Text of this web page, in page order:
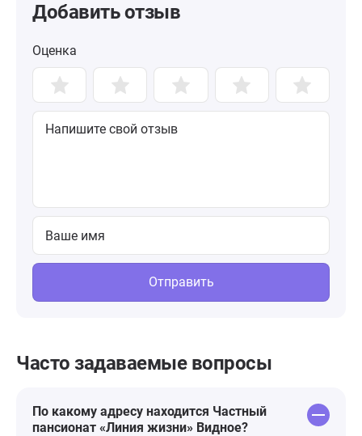
Добавить отзыв
Оценка
Отправить
Часто задаваемые вопросы
По какому адресу находится Частный
пансионат «Линия жизни» Видное?